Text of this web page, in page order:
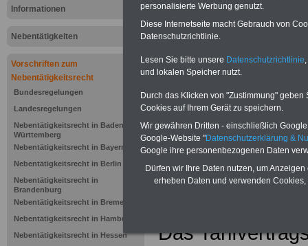
Informationen
Nebentätigkeiten
Vorschriften zum
Nebentätigkeitsrecht
Bundesregelungen
Landesregelungen
Nebentätigkeitsrecht in Baden-
Württemberg
Nebentätigkeitsrecht in Bayern
Nebentätigkeitsrecht in Berlin
Nebentätigkeitsrecht in
Brandenburg
Nebentätigkeitsrecht in Bremen
Nebentätigkeitsrecht in Hamburg
Nebentätigkeitsrecht in Hessen
(32 GB)
Das
personalisierte Werbung genutzt.
Diese Internetseite macht Gebrauch von
Datenschutzrichtlinie.
Lesen Sie bitte unsere Datenschutzrichtlinie
und lokalen Speicher nutzt.
Durch das Klicken von "Zustimmung"
Cookies auf Ihrem Gerät zu speichern.
Wir gewähren Dritten - einschließlich
Google-Website "Datenschutzerklärung &
Google ihre personenbezogenen Daten
Dürfen wir Ihre Daten nutzen, um
erheben Daten und verwenden